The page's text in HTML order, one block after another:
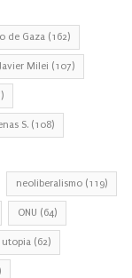
de Gaza (162)
Javier Milei (107)
S. (108)
neoliberalismo (119)
ONU (64)
utopia (62)